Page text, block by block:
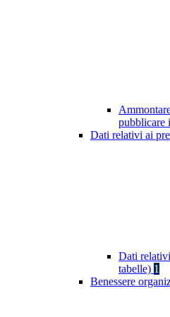
pubblicare
Dati relativi ai
Dati
tabelle) 1
Benessere